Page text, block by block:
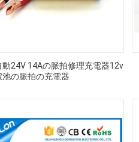
動24V 14Aの脈拍修理充電器12v
池の脈拍の充電器